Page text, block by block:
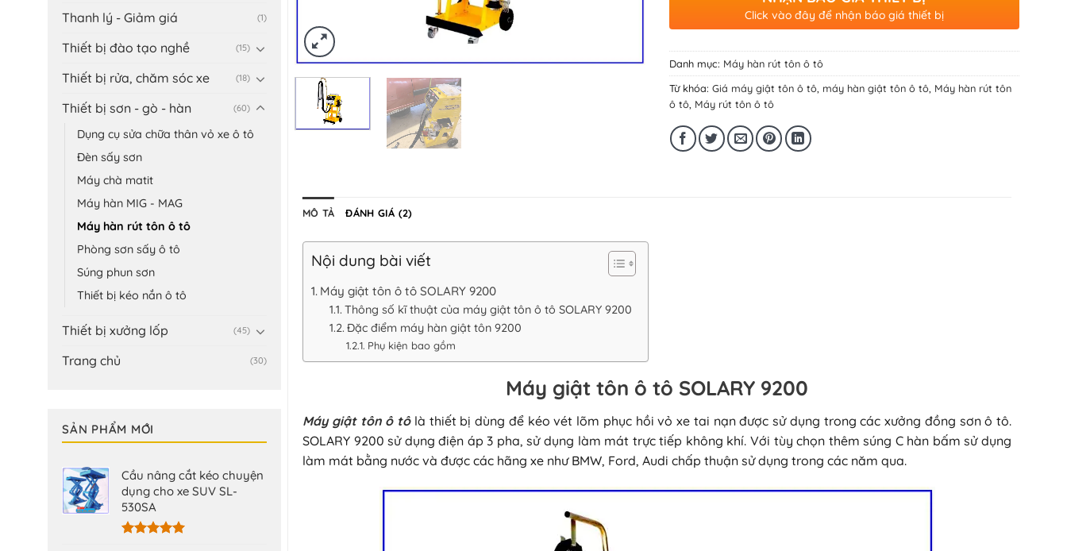
Thanh lý - Giảm giá (1)
Thiết bị đào tạo nghề (15)
Thiết bị rửa, chăm sóc xe (18)
Thiết bị sơn - gò - hàn (60)
Dụng cụ sửa chữa thân vỏ xe ô tô
Đèn sấy sơn
Máy chà matit
Máy hàn MIG - MAG
Máy hàn rút tôn ô tô
Phòng sơn sấy ô tô
Súng phun sơn
Thiết bị kéo nắn ô tô
Thiết bị xưởng lốp (45)
Trang chủ (30)
SẢN PHẨM MỚI
Cầu nâng cắt kéo chuyện
dụng cho xe SUV SL-
530SA
Click vào đây để nhận báo giá thiết bị
Danh mục: Máy hàn rút tôn ô tô
Từ khóa: Giá máy giật tôn ô tô, máy hàn giật tôn ô tô, Máy hàn rút tôn
ô tô, Máy rút tôn ô tô
MÔ TẢ ĐÁNH GIÁ (2)
Nội dung bài viết
Máy giật tôn ô tô SOLARY 9200
Thông số kĩ thuật của máy giật tôn ô tô SOLARY 9200
Đặc điểm máy hàn giật tôn 9200
Phụ kiện bao gồm
Máy giật tôn ô tô SOLARY 9200
Máy giật tôn ô tôlà thiết bị dùng để kéo vét lõm phục hồi vỏ xe tai nạn được sử dụng trong các xưởng đồng sơn ô tô.
SOLARY 9200 sử dụng điện áp 3 pha, sử dụng làm mát trực tiếp không khí. Với tùy chọn thêm súng C hàn bấm sử dụng
làm mát bằng nước và được các hãng xe như BMW, Ford, Audi chấp thuận sử dụng trong các năm qua.